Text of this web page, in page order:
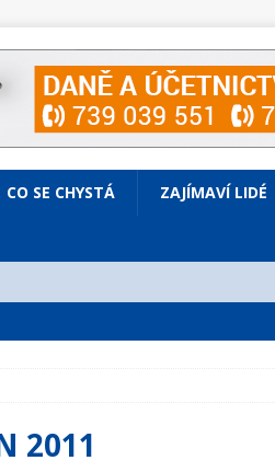
CO SE CHYSTÁ ZAJÍMAVÍ LIDÉ
2011